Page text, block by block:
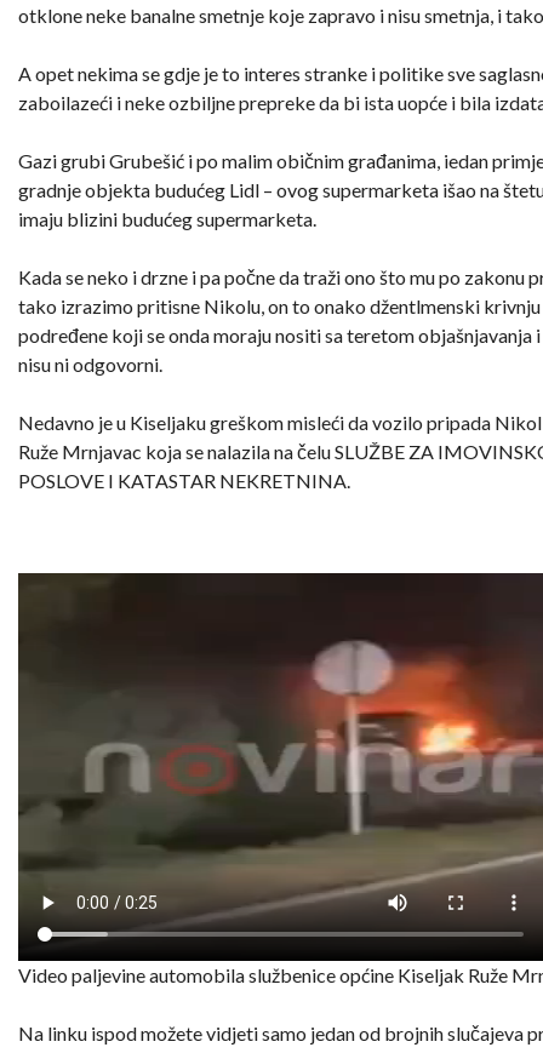
otklone neke banalne smetnje koje zapravo i nisu smetnja, i
A opet nekima se gdje je to interes stranke i politike sve
zaboilazeći i neke ozbiljne prepreke da bi ista uopće i bila
Gazi grubi Grubešić i po malim običnim građanima, iedan
gradnje objekta budućeg Lidl – ovog supermarketa išao na
imaju blizini budućeg supermarketa.
Kada se neko i drzne i pa počne da traži ono što mu po zakonu
tako izrazimo pritisne Nikolu, on to onako džentlmenski
podređene koji se onda moraju nositi sa teretom objašnjavanja
nisu ni odgovorni.
Nedavno je u Kiseljaku greškom misleći da vozilo pripada
Ruže Mrnjavac koja se nalazila na čelu SLUŽBE ZA
POSLOVE I KATASTAR NEKRETNINA.
Video paljevine automobila službenice općine Kiseljak Ruže
Na linku ispod možete vidjeti samo jedan od brojnih slučajeva